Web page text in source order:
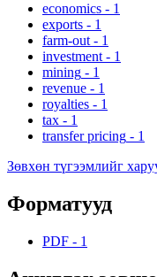
economics - 1
exports - 1
farm-out - 1
investment - 1
mining - 1
revenue - 1
royalties - 1
tax - 1
transfer pricing - 1
Зөвхөн түгээмлийг
Форматууд
PDF - 1